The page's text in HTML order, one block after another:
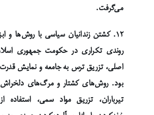
می‌گرفت.
۱۲. کشتن زندانیان سیاسی با روش‌ها و
روندی تکراری در حکومت جمهوری
اصلی، تزریق ترس به جامعه و نمایش
بود. روش‌های کشتار و مرگ‌های دلخراش
تیرباران، تزریق مواد سمی، استفاده